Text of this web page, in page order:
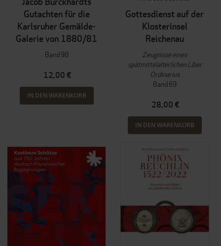
Gutachten für die
Karlsruher Gemälde-
Galerie von 1880/81
Band 98
12,00 €
IN DEN WARENKORB
Gottesdienst auf der
Klosterinsel
Reichenau
Zeugnisse eines
spätmittelalterlichen Liber
Ordinarius
Band 69
28,00 €
IN DEN WARENKORB